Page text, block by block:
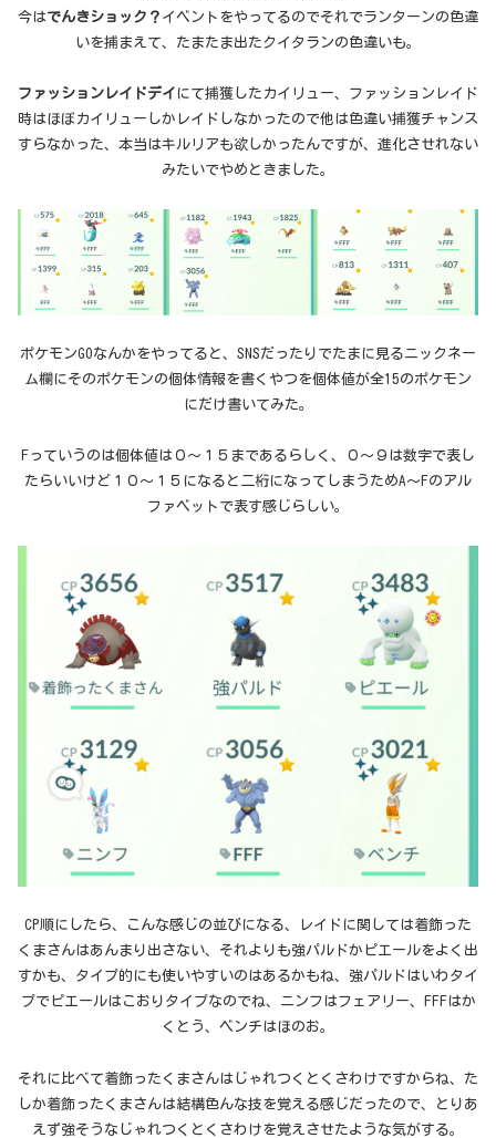
今はでんきショック？ イベントをやってるのでそれでランターンの色違
いを捕まえて、たまたま出たクイタランの色違いも。
ファッションレイドデイ にて捕獲したカイリュー、ファッションレイド
時はほぼカイリューしかレイドしなかったので他は色違い捕獲チャンス
すらなかった、本当はキルリアも欲しかったんですが、進化させれない
みたいでやめときました。
ポケモンGOなんかをやってると、SNSだったりでたまに見るニックネー
ム欄にそのポケモンの個体情報を書くやつを個体値が全15のポケモン
にだけ書いてみた。
Fっていうのは個体値は０～１５まであるらしく、０～９は数字で表し
たらいいけど１０～１５になると二桁になってしまうためA～Fのアル
ファベットで表す感じらしい。
CP順にしたら、こんな感じの並びになる、レイドに関しては着飾った
くまさんはあんまり出さない、それよりも強パルドかピエールをよく出
すかも、タイプ的にも使いやすいのはあるかもね、強パルドはいわタイ
プでピエールはこおりタイプなのでね、ニンフはフェアリー、FFFはか
くとう、ベンチはほのお。
それに比べて着飾ったくまさんはじゃれつくとくさわけですからね、た
しか着飾ったくまさんは結構色んな技を覚える感じだったので、とりあ
えず強そうなじゃれつくとくさわけを覚えさせたような気がする。